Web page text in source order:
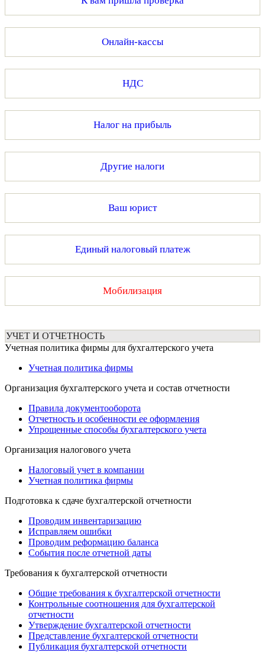
Онлайн-кассы
НДС
Налог на прибыль
Другие налоги
Ваш юрист
Единый налоговый платеж
Мобилизация
УЧЕТ И ОТЧЕТНОСТЬ
Учетная политика фирмы для бухгалтерского учета
Учетная политика фирмы
Организация бухгалтерского учета и состав отчетности
Правила документооборота
Отчетность и особенности ее оформления
Упрощенные способы бухгалтерского учета
Организация налогового учета
Налоговый учет в компании
Учетная политика фирмы
Подготовка к сдаче бухгалтерской отчетности
Проводим инвентаризацию
Исправляем ошибки
Проводим реформацию баланса
События после отчетной даты
Требования к бухгалтерской отчетности
Общие требования к бухгалтерской отчетности
Контрольные соотношения для бухгалтерской
отчетности
Утверждение бухгалтерской отчетности
Представление бухгалтерской отчетности
Публикация бухгалтерской отчетности